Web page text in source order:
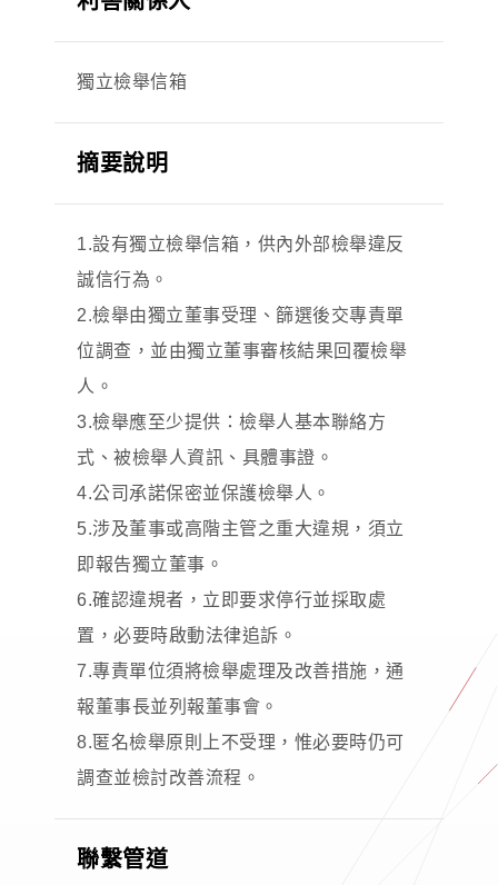
獨立檢舉信箱
摘要說明
1.設有獨立檢舉信箱，供內外部檢舉違反
誠信行為。
2.檢舉由獨立董事受理、篩選後交專責單
位調查，並由獨立董事審核結果回覆檢舉
人。
3.檢舉應至少提供：檢舉人基本聯絡方
式、被檢舉人資訊、具體事證。
4.公司承諾保密並保護檢舉人。
5.涉及董事或高階主管之重大違規，須立
即報告獨立董事。
6.確認違規者，立即要求停行並採取處
置，必要時啟動法律追訴。
7.專責單位須將檢舉處理及改善措施，通
報董事長並列報董事會。
8.匿名檢舉原則上不受理，惟必要時仍可
調查並檢討改善流程。
聯繫管道